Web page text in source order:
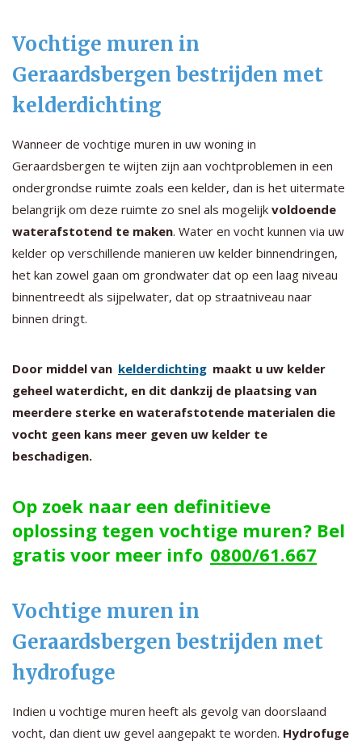
Vochtige muren in
Geraardsbergen bestrijden met
kelderdichting
Wanneer de vochtige muren in uw woning in
Geraardsbergen te wijten zijn aan vochtproblemen in een
ondergrondse ruimte zoals een kelder, dan is het uitermate
belangrijk om deze ruimte zo snel als mogelijk voldoende
waterafstotend te maken. Water en vocht kunnen via uw
kelder op verschillende manieren uw kelder binnendringen,
het kan zowel gaan om grondwater dat op een laag niveau
binnentreedt als sijpelwater, dat op straatniveau naar
binnen dringt.
Door middel van kelderdichting maakt u uw kelder
geheel waterdicht, en dit dankzij de plaatsing van
meerdere sterke en waterafstotende materialen die
vocht geen kans meer geven uw kelder te
beschadigen.
Op zoek naar een definitieve
oplossing tegen vochtige muren? Bel
gratis voor meer info 0800/61.667
Vochtige muren in
Geraardsbergen bestrijden met
hydrofuge
Indien u vochtige muren heeft als gevolg van doorslaand
vocht, dan dient uw gevel aangepakt te worden. Hydrofuge